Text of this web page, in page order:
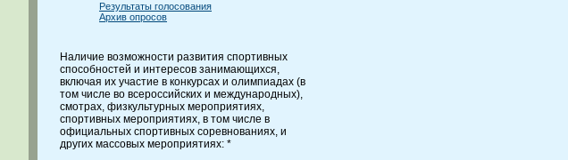
Результаты голосования
Архив опросов
Наличие возможности развития спортивных
способностей и интересов занимающихся,
включая их участие в конкурсах и олимпиадах (в
том числе во всероссийских и международных),
смотрах, физкультурных мероприятиях,
спортивных мероприятиях, в том числе в
официальных спортивных соревнованиях, и
других массовых мероприятиях: *